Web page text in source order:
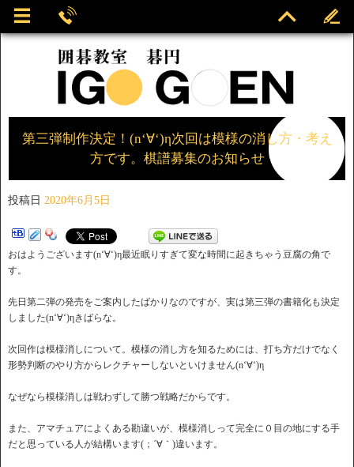
第三弾制作決定！(n‘∀‘)η次回は模様の消し方・考え
方です。棋譜募集のお知らせ
投稿日 2020年6月5日
おはようございます(n‘∀‘)η最近眠りすぎて変な時間に起きちゃう豆腐の角で
す。
先日第二弾の発売をご案内したばかりなのですが、実は第三弾の書籍化も決定
しました(n‘∀‘)ηきばらな。
次回作は模様消しについて。模様の消し方を知るためには、打ち方だけでなく
形勢判断のやり方からレクチャーしないといけません(n‘∀‘)η
なぜなら模様消しは戦わずして勝つ戦略だからです。
また、アマチュアによくある勘違いが、模様消しって完全に０目の地にする手
だと思っている人が結構います(；´∀｀)違います。